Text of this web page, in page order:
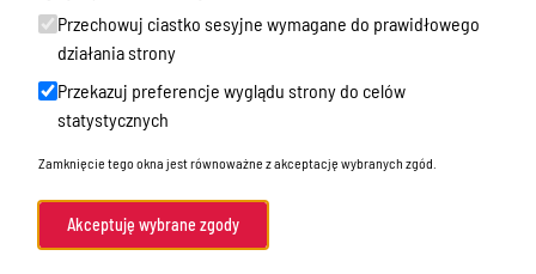
Dyżury Aptek w Powiecie Ostródzkim
Komunikacja publiczna
Nieodpłatna pomoc prawna
Rada Miejska
Oświadczenia majątkowe
Akty prawne
Przechowuj ciastko sesyjne wymagane do prawidłowego
działania strony
Przekazuj preferencje wyglądu strony do celów
statystycznych
Zamknięcie tego okna jest równoważne z akceptację wybranych zgód.
Akceptuję wybrane zgody